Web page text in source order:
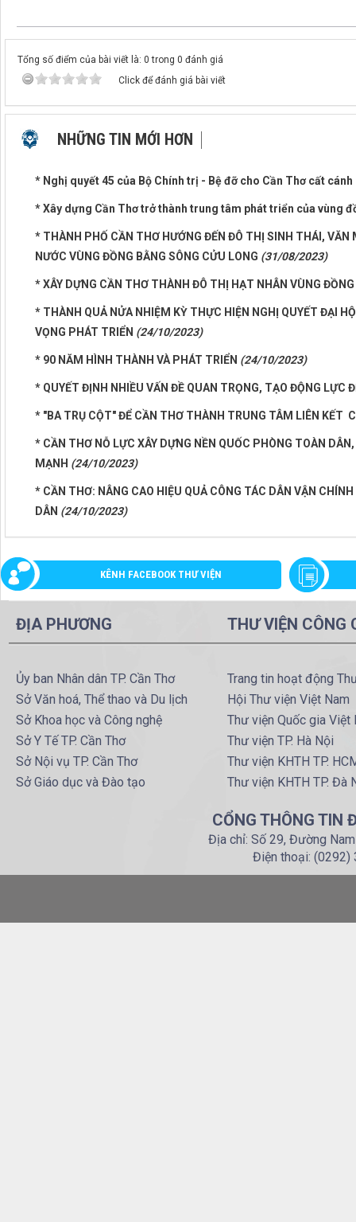
Tổng số điểm của bài viết là: 0 trong 0 đánh giá
Click để đánh giá bài viết
NHỮNG TIN MỚI HƠN
* Nghị quyết 45 của Bộ Chính trị - Bệ đỡ cho Cần Thơ cất cánh
* Xây dựng Cần Thơ trở thành trung tâm phát triển của vùng
* THÀNH PHỐ CẦN THƠ HƯỚNG ĐẾN ĐÔ THỊ SINH THÁI,
NƯỚC VÙNG ĐỒNG BẰNG SÔNG CỬU LONG (31/08/2023)
* XÂY DỰNG CẦN THƠ THÀNH ĐÔ THỊ HẠT NHÂN VÙNG
* THÀNH QUẢ NỬA NHIỆM KỲ THỰC HIỆN NGHỊ QUYẾT ĐẠI
VỌNG PHÁT TRIỂN (24/10/2023)
* 90 NĂM HÌNH THÀNH VÀ PHÁT TRIỂN (24/10/2023)
* QUYẾT ĐỊNH NHIỀU VẤN ĐỀ QUAN TRỌNG, TẠO ĐỘNG LỰC
* "BA TRỤ CỘT" ĐỂ CẦN THƠ THÀNH TRUNG TÂM LIÊN KẾT
* CẦN THƠ NỖ LỰC XÂY DỰNG NỀN QUỐC PHÒNG TOÀN
MẠNH (24/10/2023)
* CẦN THƠ: NÂNG CAO HIỆU QUẢ CÔNG TÁC DÂN VẬN
DÂN (24/10/2023)
KÊNH FACEBOOK THƯ VIỆN
ĐỊA PHƯƠNG
Ủy ban Nhân dân TP. Cần Thơ
Sở Văn hoá, Thể thao và Du lịch
Sở Khoa học và Công nghệ
Sở Y Tế TP. Cần Thơ
Sở Nội vụ TP. Cần Thơ
Sở Giáo dục và Đào tạo
THƯ VIỆN CÔNG
Trang tin hoạt động
Hội Thư viện Việt Nam
Thư viện Quốc gia Việt
Thư viện TP. Hà Nội
Thư viện KHTH TP.
Thư viện KHTH TP. Đà
CỔNG THÔNG TIN
Địa chỉ: Số 29, Đường
Điện thoại: (0292)